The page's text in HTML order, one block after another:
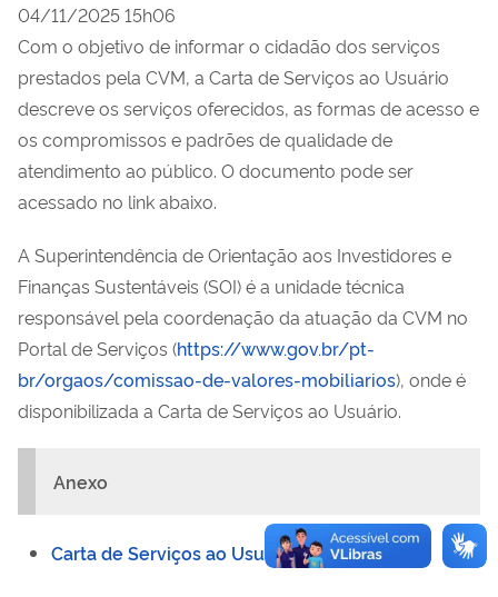
04/11/2025 15h06
Com o objetivo de informar o cidadão dos serviços
prestados pela CVM, a Carta de Serviços ao Usuário
descreve os serviços oferecidos, as formas de acesso e
os compromissos e padrões de qualidade de
atendimento ao público. O documento pode ser
acessado no link abaixo.
A Superintendência de Orientação aos Investidores e
Finanças Sustentáveis (SOI) é a unidade técnica
responsável pela coordenação da atuação da CVM no
Portal de Serviços (https://www.gov.br/pt-
br/orgaos/comissao-de-valores-mobiliarios), onde é
disponibilizada a Carta de Serviços ao Usuário.
Anexo
Carta de Serviços ao Usuário